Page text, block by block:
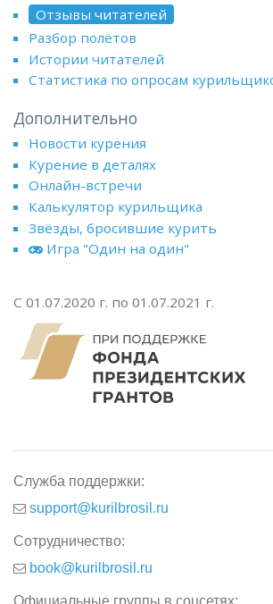
Отзывы читателей
Разбор полётов
Истории читателей
Статистика по опросам
Дополнительно
Новости курения
Курение в деталях
Онлайн-встречи
Калькулятор курильщика
Звёзды, бросившие курить
Игра "Один на один"
С 01.07.2020 г. по 01.07.2021 г.
Служба поддержки:
support@kurilbrosil.ru
Сотрудничество:
book@kurilbrosil.ru
Официальные группы в соцсетях: